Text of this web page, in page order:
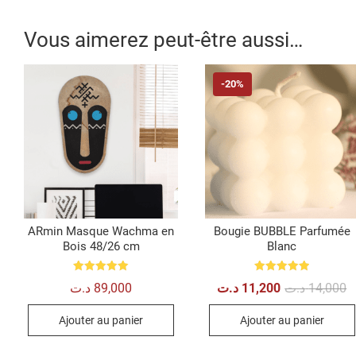
Vous aimerez peut-être aussi…
ARmin Masque Wachma en
Bois 48/26 cm
5.00
89,000 د.ت
Ajouter au panier
-20%
Bougie BUBBLE Parfumée
Blanc
5.00
14,000 د.ت
Le
11,200 د.ت
Le
Ajouter au panier